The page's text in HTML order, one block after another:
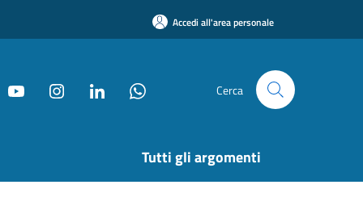
Accedi all'area personale
Cerca
Tutti gli argomenti